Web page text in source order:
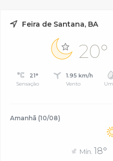
Feira de Santana, BA
20°
21°
Sensação
1.95 km/h
Vento
Amanhã (10/08)
Mín. 18°